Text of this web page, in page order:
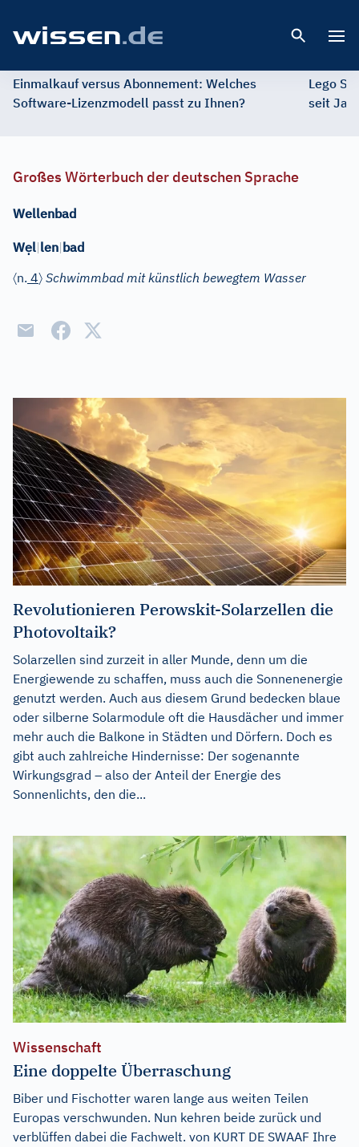
Einmalkauf versus Abonnement: Welches
Software-Lizenzmodell passt zu Ihnen?
Lego
seit
Großes Wörterbuch der deutschen Sprache
Wellenbad
Wẹl|len|bad
〈n. 4〉 Schwimmbad mit künstlich bewegtem Wasser
Revolutionieren Perowskit-Solarzellen die
Photovoltaik?
Solarzellen sind zurzeit in aller Munde, denn um die
Energiewende zu schaffen, muss auch die Sonnenenergie
genutzt werden. Auch aus diesem Grund bedecken blaue
oder silberne Solarmodule oft die Hausdächer und immer
mehr auch die Balkone in Städten und Dörfern. Doch es
gibt auch zahlreiche Hindernisse: Der sogenannte
Wirkungsgrad – also der Anteil der Energie des
Sonnenlichts, den die...
Wissenschaft
Eine doppelte Überraschung
Biber und Fischotter waren lange aus weiten Teilen
Europas verschwunden. Nun kehren beide zurück und
verblüffen dabei die Fachwelt. von KURT DE SWAAF Ihre